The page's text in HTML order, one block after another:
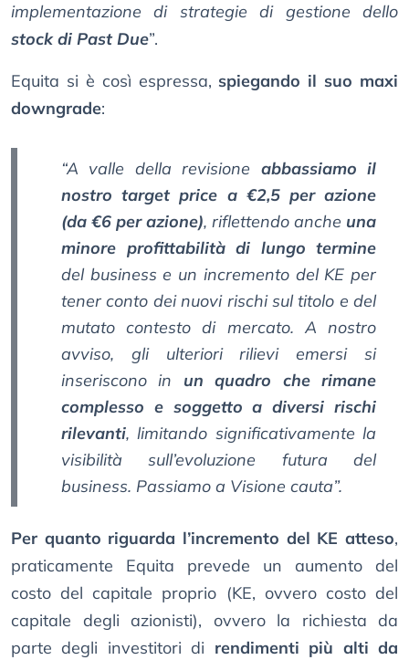
implementazione di strategie di gestione dello
stock di Past Due”.
Equita si è così espressa, spiegando il suo maxi
downgrade:
“A valle della revisione abbassiamo il
nostro target price a €2,5 per azione
(da €6 per azione), riflettendo anche una
minore profittabilità di lungo termine
del business e un incremento del KE per
tener conto dei nuovi rischi sul titolo e del
mutato contesto di mercato. A nostro
avviso, gli ulteriori rilievi emersi si
inseriscono in un quadro che rimane
complesso e soggetto a diversi rischi
rilevanti, limitando significativamente la
visibilità sull’evoluzione futura del
business. Passiamo a Visione cauta”.
Per quanto riguarda l’incremento del KE atteso,
praticamente Equita prevede un aumento del
costo del capitale proprio (KE, ovvero costo del
capitale degli azionisti), ovvero la richiesta da
parte degli investitori di rendimenti più alti da